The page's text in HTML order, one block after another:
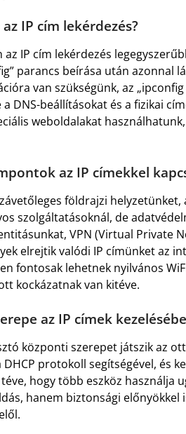
IP cím lekérdezés?
IP cím lekérdezés
parancs beírása után azonnal
van szükségünk, az
DNS-beállításokat és a fizikai
weboldalakat
az IP címekkel
földrajzi helyzetünket,
szolgáltatásoknál, de
VPN (Virtual Private
elrejtik valódi IP címünket az
fontosak lehetnek nyilvános
kockázatnak van kitéve.
az IP címek
központi szerepet játszik az
DHCP protokoll segítségével, és
hogy több eszköz használja
hanem biztonsági